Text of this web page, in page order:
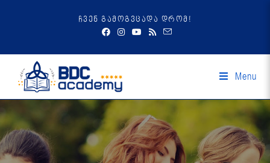
ჩვენ გამოგვცადა დრომ!
Menu